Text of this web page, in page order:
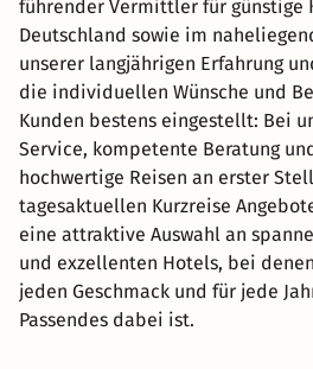
führender Vermittler für günstige
Deutschland sowie im
unserer langjährigen Erfahrung
die individuellen Wünsche und
Kunden bestens eingestellt: Bei
Service, kompetente Beratung
hochwertige Reisen an erster
tagesaktuellen Kurzreise
eine attraktive Auswahl an
und exzellenten Hotels, bei
jeden Geschmack und für jede
Passendes dabei ist.